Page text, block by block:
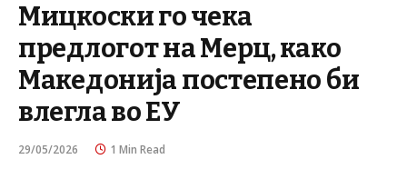
Мицкоски го чека
предлогот на Мерц, како
Македонија постепено би
влегла во ЕУ
29/05/2026 1 Min Read